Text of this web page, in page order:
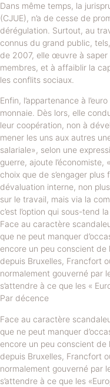
Dans même temps, la
(CJUE), n’a de cesse de
dérégulation. Surtout, au
connus du grand public,
de 2007, elle œuvre à
membres, et à affaiblir la
les conflits sociaux.
Enfin, l’appartenance à
monnaie. Dès lors, elle
leur coopération, non à
mener les uns aux autres
salariale», selon une
guerre, ajoute l’économiste,
choix que de s’engager
dévaluation interne, non
sur le travail, mais via la
c’est l’option qui sous-tend
Face au caractère
que ne peut manquer
encore un peu conscient de
depuis Bruxelles, Francfort
normalement gouverné par
s’attendre à ce que les «
Par décence
Face au caractère
que ne peut manquer
encore un peu conscient de
depuis Bruxelles, Francfort
normalement gouverné par
s’attendre à ce que les